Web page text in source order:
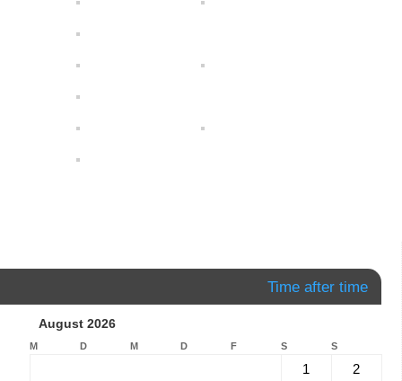
Time after time
August 2026
M D M D F S S
1
2